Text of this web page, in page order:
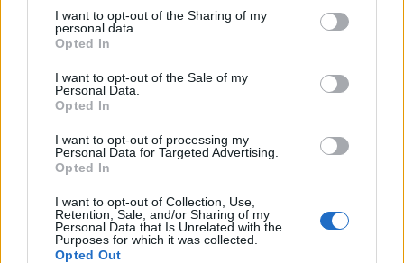
I want to opt-out of the Sharing of my
personal data.
Opted In
I want to opt-out of the Sale of my
Personal Data.
Opted In
I want to opt-out of processing my
Personal Data for Targeted Advertising.
Opted In
I want to opt-out of Collection, Use,
Retention, Sale, and/or Sharing of my
Personal Data that Is Unrelated with the
Purposes for which it was collected.
Opted Out
Αποδέχομαι τους
και την πολιτική απορρήτου
X